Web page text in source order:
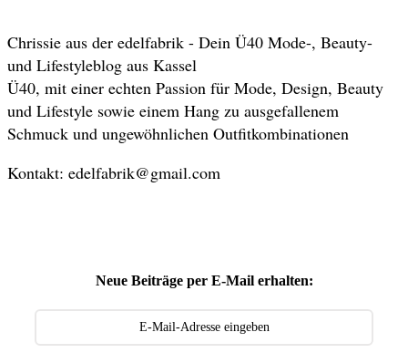
Chrissie aus der edelfabrik - Dein Ü40 Mode-, Beauty-
und Lifestyleblog aus Kassel
Ü40, mit einer echten Passion für Mode, Design, Beauty
und Lifestyle sowie einem Hang zu ausgefallenem
Schmuck und ungewöhnlichen Outfitkombinationen
Kontakt: edelfabrik@gmail.com
Neue Beiträge per E-Mail erhalten: